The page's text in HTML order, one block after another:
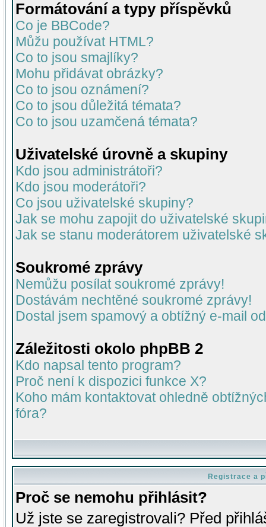
Formátování a typy příspěvků
Co je BBCode?
Můžu používat HTML?
Co to jsou smajlíky?
Mohu přidávat obrázky?
Co to jsou oznámení?
Co to jsou důležitá témata?
Co to jsou uzamčená témata?
Uživatelské úrovně a skupiny
Kdo jsou administrátoři?
Kdo jsou moderátoři?
Co jsou uživatelské skupiny?
Jak se mohu zapojit do uživatelské
Jak se stanu moderátorem uživatelské
Soukromé zprávy
Nemůžu posílat soukromé zprávy!
Dostávám nechtěné soukromé zprávy!
Dostal jsem spamový a obtížný e-mail
Záležitosti okolo phpBB 2
Kdo napsal tento program?
Proč není k dispozici funkce X?
Koho mám kontaktovat ohledně
fóra?
Registrace a
Proč se nemohu přihlásit?
Už jste se zaregistrovali? Před